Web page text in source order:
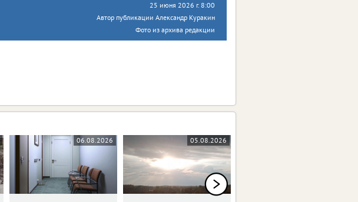
25 июня 2026 г. 8:00
Автор публикации Александр Куракин
Фото из архива редакции
06.08.2026 05.08.2026